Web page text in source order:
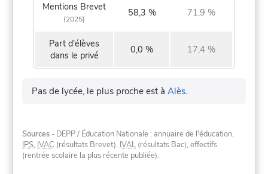
Mentions Brevet
(2025)
58,3 % 71,9 %
Part d'élèves
dans le privé
0,0 % 17,4 %
Pas de lycée, le plus proche est àAlès.
Sources - DEPP / Éducation Nationale : annuaire de l'éducation,
IPS, IVAC (résultats Brevet), IVAL (résultats Bac), effectifs
(rentrée scolaire la plus récente publiée).